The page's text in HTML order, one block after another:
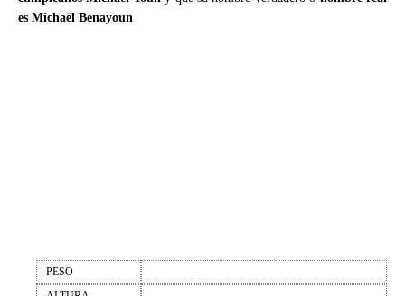
es Michaël Benayoun
PESO